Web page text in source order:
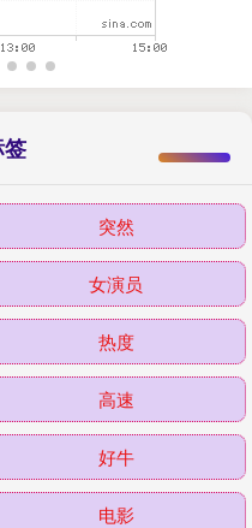
突然
女演员
热度
高速
好牛
电影